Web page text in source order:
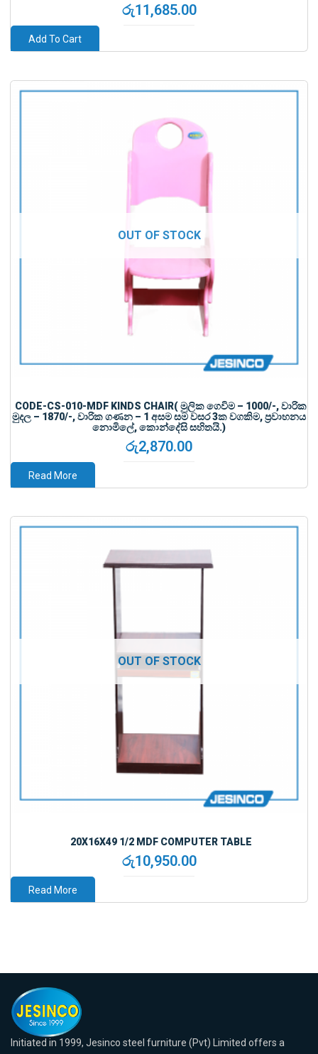
රු11,685.00
Add To Cart
CODE-CS-010-MDF KINDS CHAIR( මුලික ගෙවිම – 1000/-, වාරික
මුදල – 1870/-, වාරික ගණන – 1 අසම සම වසර 3ක වගකිම, ප්‍රවාහනය
නොමිලේ, කොන්දේසි සහිතයි.)
රු2,870.00
Read More
20X16X49 1/2 MDF COMPUTER TABLE
රු10,950.00
Read More
Initiated in 1999, Jesinco steel furniture (Pvt) Limited offers a